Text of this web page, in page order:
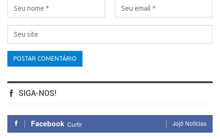
SIGA-NOS!
Facebook Curtir Jojô Notícias